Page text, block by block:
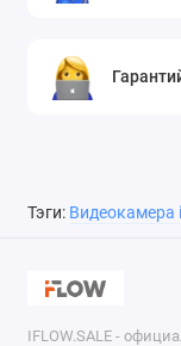
Тэги: Видеокамера
IFLOW.SALE -